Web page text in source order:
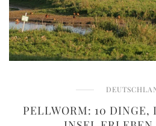
PELLWORM: 10 DINGE,